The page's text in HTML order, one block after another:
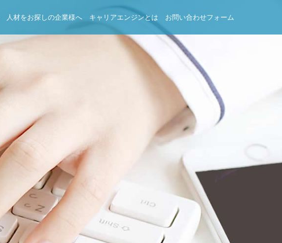
人材をお探しの企業様へ キャリアエンジンとは お問い合わせフォーム